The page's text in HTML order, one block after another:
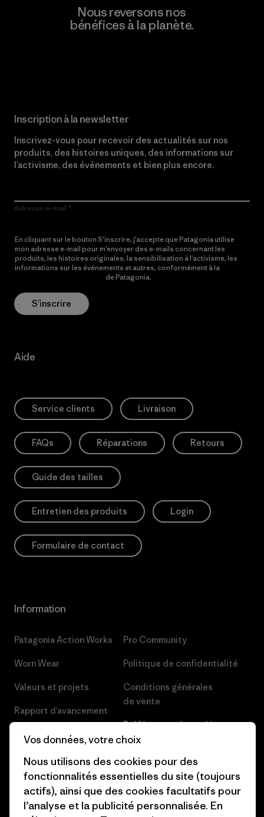
Nous reversons nos
bénéfices à la planète.
Inscription à la newsletter
Inscrivez-vous pour recevoir des actualités sur nos
produits, des histoires uniques, des informations sur
l’activisme, des événements et bien plus encore.
Adresse e-mail
En cliquant sur le bouton S’inscrire, j’accepte que Patagonia utilise
mon adresse e-mail pour m’envoyer des e-mails concernant les
produits, les histoires originales, la sensibilisation à l’activisme, les
informations sur les événements et autres, conformément à la
de Patagonia.
S’inscrire
Aide
Service clients Livraison
FAQs Réparations Retours
Guide des tailles
Entretien des produits Login
Formulaire de contact
Information
Patagonia Action Works
Worn Wear
Valeurs et projets
Rapport d’avancement
Business Unusual
Objectifs climatiques
1% For The Planet
Comment nous finançons
Pro Community
Politique de confidentialité
Conditions générales
de vente
Préférences de cookie
Presse et media
Industry program
Vos données, votre choix
Nous utilisons des cookies pour des
fonctionnalités essentielles du site (toujours
actifs), ainsi que des cookies facultatifs pour
l’analyse et la publicité personnalisée. En